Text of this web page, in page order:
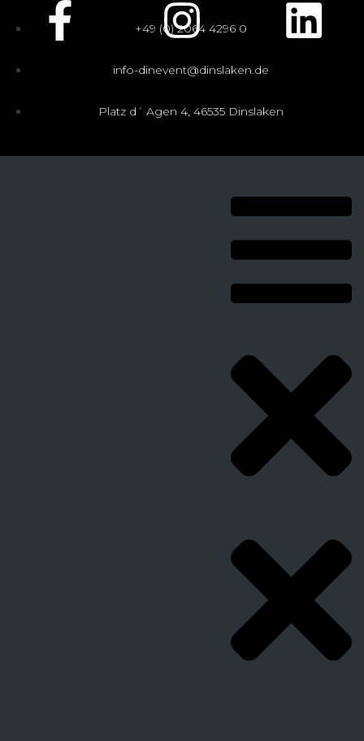
+49 (0) 2064 4296 0
info-dinevent@dinslaken.de
Platz d´ Agen 4, 46535 Dinslaken